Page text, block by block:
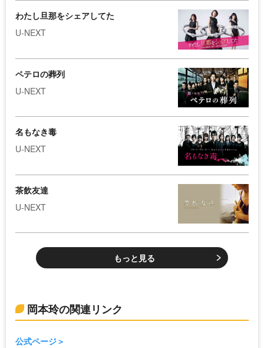
わたし旦那をシェアしてた
U-NEXT
ペテロの葬列
U-NEXT
名もなき毒
U-NEXT
茶飲友達
U-NEXT
もっと見る
岡本玲の関連リンク
公式ページ